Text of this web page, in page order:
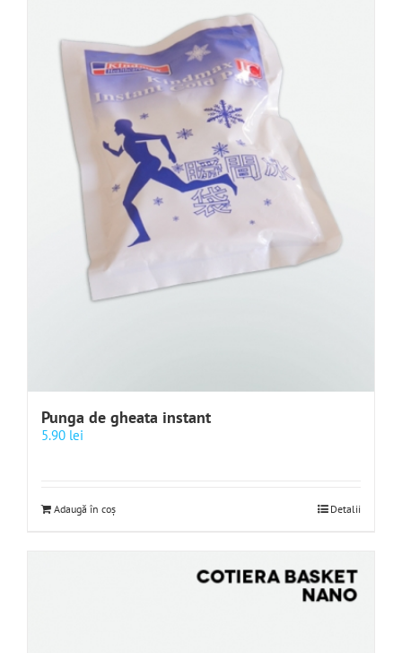
Punga de gheata instant
5.90 lei
Adaugă în coș Detalii